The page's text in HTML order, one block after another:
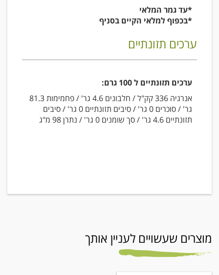
*עד גמר המלאי
*בכפוף למלאי הקיים בסניף
ערכים תזונתיים
ערכים תזונתיים ל 100 גרם:
אנרגיה 336 קק"ל / חלבונים 4.6 גר' / פחמימות 81.3
גר' / סוכרים 0 גר' / סיבים תזונתיים 0 גר' / סיבים
תזונתיים 4.6 גר' / סך שומנים 0 גר' / נתרן 98 מ"ג
מוצרים שעשויים לעניין אותך